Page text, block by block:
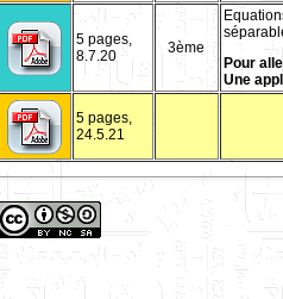
5 pages,
8.7.20
3ème
Pour
Une
5 pages,
24.5.21